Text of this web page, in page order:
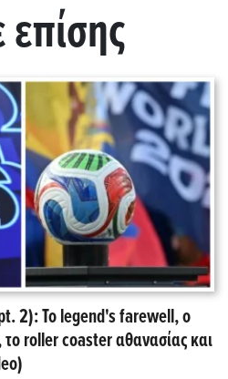
επίσης
2): Το legend's farewell, ο
roller coaster αθανασίας και